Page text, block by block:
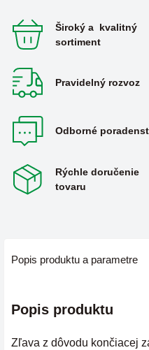
Široký a kvalitný
sortiment
Pravidelný rozvoz
Odborné
Rýchle doručenie
tovaru
Popis produktu a parametre
Popis produktu
Zľava z dôvodu končiacej